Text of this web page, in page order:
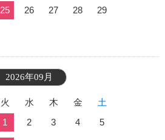
25 26 27 28 29
2026年09月
火 水 木 金
土
1
2 3 4 5